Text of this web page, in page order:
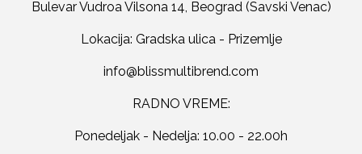
Bulevar Vudroa Vilsona 14, Beograd (Savski Venac)
Lokacija: Gradska ulica - Prizemlje
RADNO VREME:
Ponedeljak - Nedelja: 10.00 - 22.00h